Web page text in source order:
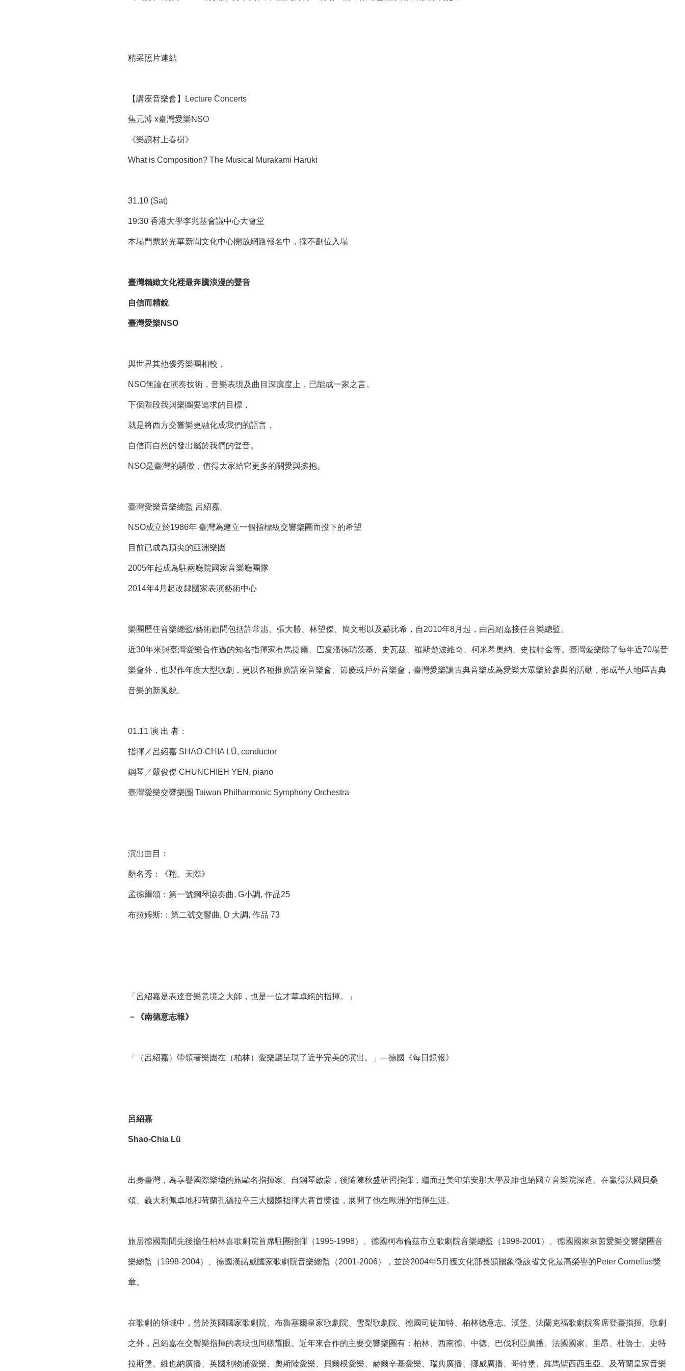
精采照片連結
【講座音樂會】Lecture Concerts
焦元溥 x臺灣愛樂NSO
《樂讀村上春樹》
What is Composition? The Musical Murakami Haruki
31.10 (Sat)
19:30 香港大學李兆基會議中心大會堂
本場門票於光華新聞文化中心開放網路報名中，採不劃位入場
臺灣精緻文化裡最奔騰浪漫的聲音
自信而精銳
臺灣愛樂NSO
與世界其他優秀樂團相較，
NSO無論在演奏技術，音樂表現及曲目深廣度上，已能成一家之言。
下個階段我與樂團要追求的目標，
就是將西方交響樂更融化成我們的語言，
自信而自然的發出屬於我們的聲音。
NSO是臺灣的驕傲，值得大家給它更多的關愛與擁抱。
臺灣愛樂音樂總監 呂紹嘉。
NSO成立於1986年 臺灣為建立一個指標級交響樂團而投下的希望
目前已成為頂尖的亞洲樂團
2005年起成為駐兩廳院國家音樂廳團隊
2014年4月起改隸國家表演藝術中心
樂團歷任音樂總監/藝術顧問包括許常惠、張大勝、林望傑、簡文彬以及赫比希，自2010年8月起，由呂紹嘉接任音樂總監。
近30年來與臺灣愛樂合作過的知名指揮家有馬捷爾、巴夏潘德瑞茨基、史瓦茲、羅斯楚波維奇、柯米希奧納、史拉特金等。臺灣愛樂除了每年近70場音
樂會外，也製作年度大型歌劇，更以各種推廣講座音樂會、節慶或戶外音樂會，臺灣愛樂讓古典音樂成為愛樂大眾樂於參與的活動，形成華人地區古典
音樂的新風貌。
01.11 演 出 者：
指揮／呂紹嘉 SHAO-CHIA LÜ, conductor
鋼琴／嚴俊傑 CHUNCHIEH YEN, piano
臺灣愛樂交響樂團 Taiwan Philharmonic Symphony Orchestra
演出曲目：
顏名秀：《翔。天際》
孟德爾頌：第一號鋼琴協奏曲, G小調, 作品25
布拉姆斯:：第二號交響曲, D 大調, 作品 73
「呂紹嘉是表達音樂意境之大師，也是一位才華卓絕的指揮。」
－ 《南德意志報》
「（呂紹嘉）帶領著樂團在（柏林）愛樂廳呈現了近乎完美的演出。」─ 德國《每日鏡報》
呂紹嘉
Shao-Chia Lü
出身臺灣，為享譽國際樂壇的旅歐名指揮家。自鋼琴啟蒙，後隨陳秋盛研習指揮，繼而赴美印第安那大學及維也納國立音樂院深造。在贏得法國貝桑
頌、義大利佩卓地和荷蘭孔德拉辛三大國際指揮大賽首獎後，展開了他在歐洲的指揮生涯。
旅居德國期間先後擔任柏林喜歌劇院首席駐團指揮（1995-1998）、德國柯布倫茲市立歌劇院音樂總監（1998-2001）、德國國家萊茵愛樂交響樂團音
樂總監（1998-2004）、德國漢諾威國家歌劇院音樂總監（2001-2006），並於2004年5月獲文化部長頒贈象徵該省文化最高榮譽的Peter Cornelius獎
章。
在歌劇的領域中，曾於英國國家歌劇院、布魯塞爾皇家歌劇院、雪梨歌劇院、德國司徒加特、柏林德意志、漢堡、法蘭克福歌劇院客席登臺指揮。歌劇
之外，呂紹嘉在交響樂指揮的表現也同樣耀眼。近年來合作的主要交響樂團有：柏林、西南德、中德、巴伐利亞廣播、法國國家、里昂、杜魯士、史特
拉斯堡、維也納廣播、英國利物浦愛樂、奧斯陸愛樂、貝爾根愛樂、赫爾辛基愛樂、瑞典廣播、挪威廣播、哥特堡、羅馬聖西西里亞、及荷蘭皇家音樂